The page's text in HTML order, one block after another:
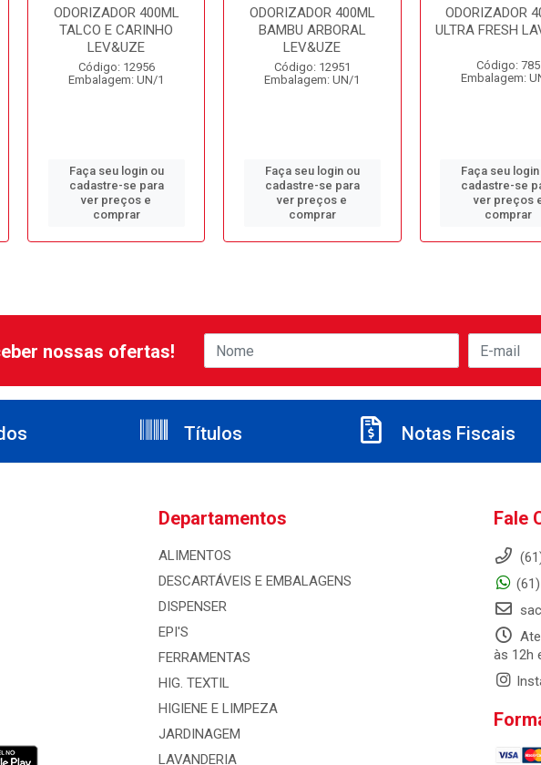
ODORIZADOR 400ML
TALCO E CARINHO
LEV&UZE
Código: 12956
Embalagem: UN/1
Faça seu login ou
cadastre-se para
ver preços e
comprar
ODORIZADOR 400ML
BAMBU ARBORAL
LEV&UZE
Código: 12951
Embalagem: UN/1
Faça seu login ou
cadastre-se para
ver preços e
comprar
ODORIZADOR
ULTRA FRESH
Código: 785
Embalagem:
Faça seu
cadastre-se
ver preços
comprar
nossas ofertas!
Títulos Notas Fiscais
Departamentos
ALIMENTOS
DESCARTÁVEIS E EMBALAGENS
DISPENSER
EPI'S
FERRAMENTAS
HIG. TEXTIL
HIGIENE E LIMPEZA
JARDINAGEM
LAVANDERIA
Fale
às 12h